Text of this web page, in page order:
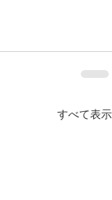
すべて表示